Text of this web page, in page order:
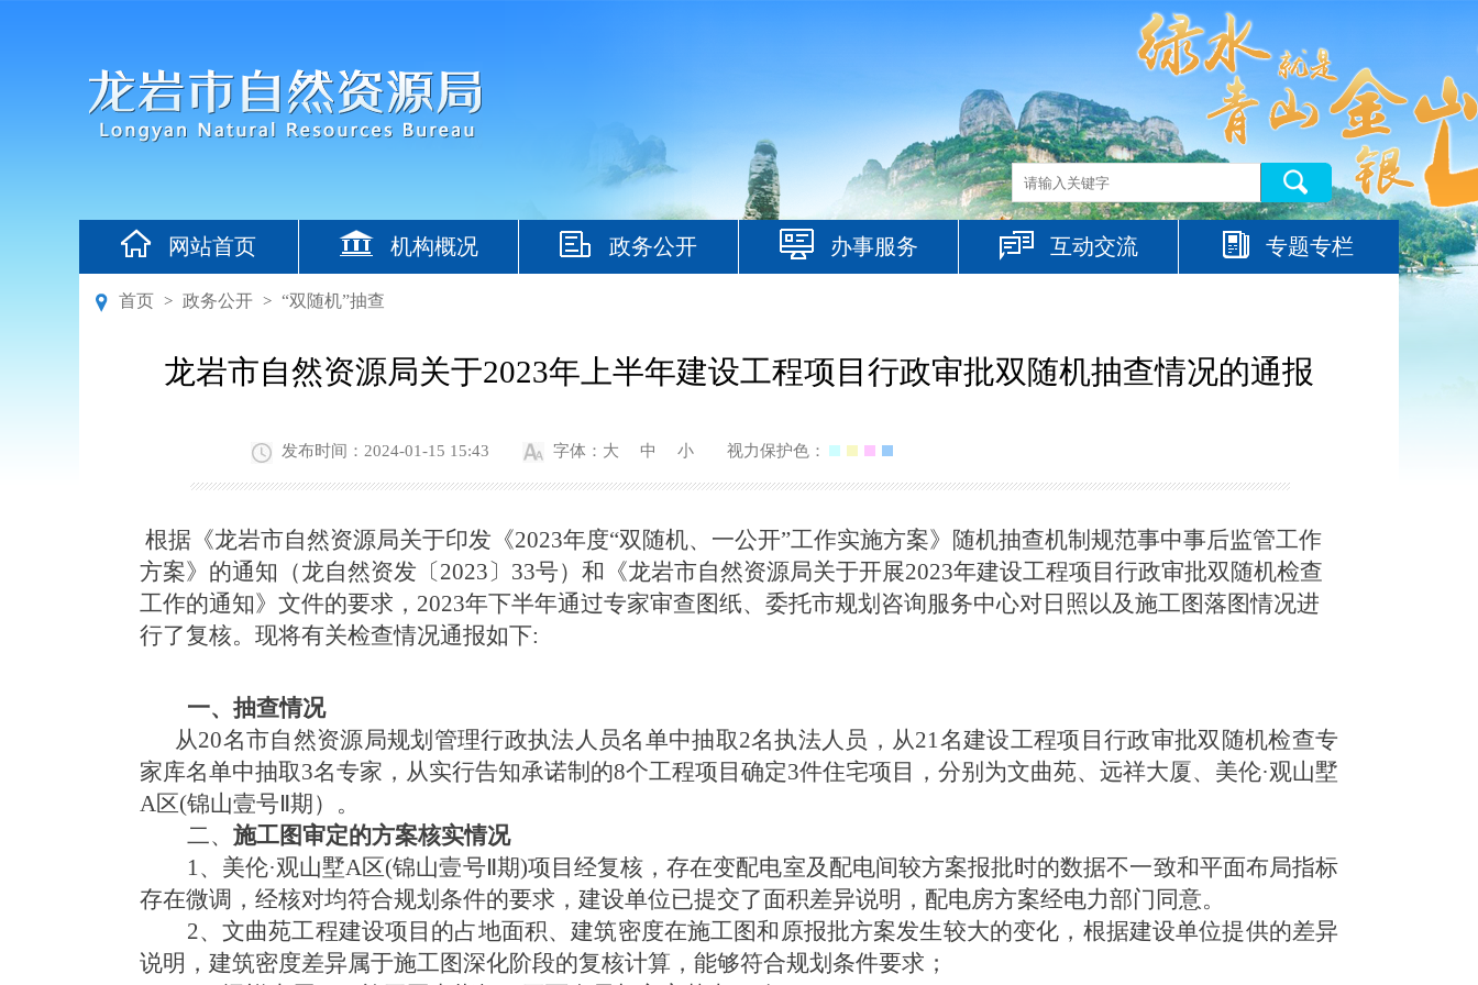
网站首页 机构概况 政务公开 办事服务 互动交流 专题专栏
首页 > 政务公开 > “双随机”抽查
龙岩市自然资源局关于2023年上半年建设工程项目行政审批双随机抽查情况的通报
发布时间：2024-01-15 15:43 字体： 大 中 小 视力保护色：
根据《龙岩市自然资源局关于印发《2023年度“双随机、一公开”工作实施方案》随机抽查机制规范事中事后监管工作
方案》的通知（龙自然资发〔2023〕33号）和《龙岩市自然资源局关于开展2023年建设工程项目行政审批双随机检查
工作的通知》文件的要求，2023年下半年通过专家审查图纸、委托市规划咨询服务中心对日照 以及施工图落图情况进
行了复核。现将有关检查情况通报如下:
一、抽查情况
从20名市自然资源局规划管理行政执法人员名单中抽取2名执法人员，从21名建设工程项目行政审批双随机检查专
家库名单中抽取3名专家，从实行告知承诺制的8个工程项目确定3件住宅项目，分别为文曲苑、远祥大厦、美伦·观山墅
A区(锦山壹号Ⅱ期）。
二、 施工图审定的方案核实情况
1、美伦·观山墅A区(锦山壹号Ⅱ期)项目经复核，存在变配电室及配电间较方案报批时的数据不一致和平面布局指标
存在微调，经核对均符合规划条件的要求，建设单位已提交了面积差异说明，配电房方案经电力部门同意。
2、文曲苑工程建设项目的占地面积、建筑密度在施工图和原报批方案发生较大的变化，根据建设单位提供的差异
说明，建筑密度差异属于施工图深化阶段的复核计算，能够符合规划条件要求；